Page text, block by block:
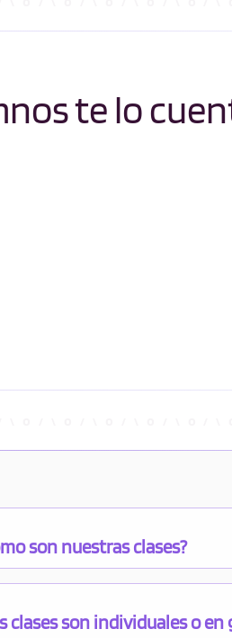
te lo
son nuestras clases?
clases son individuales o en